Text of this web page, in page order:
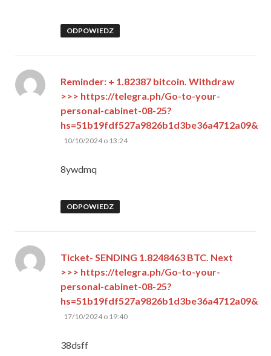
ODPOWIEDZ
Reminder: + 1.82387 bitcoin. Withdraw
>>> https://telegra.ph/Go-to-your-
personal-cabinet-08-25?
hs=51b19fdf527a9826b1d3be36a4712a09&
pisze:
10/10/2024 o 13:24
8ywdmq
ODPOWIEDZ
Ticket- SENDING 1.8248463 BTC. Next
>>> https://telegra.ph/Go-to-your-
personal-cabinet-08-25?
hs=51b19fdf527a9826b1d3be36a4712a09&
pisze:
17/10/2024 o 19:40
38dsff